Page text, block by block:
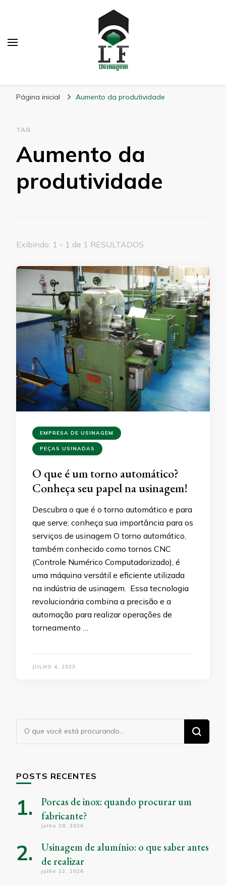
Página inicial Aumento da produtividade
TAG
Aumento da
produtividade
Exibindo: 1 - 1 de 1 RESULTADOS
EMPRESA DE USINAGEM
PEÇAS USINADAS
O que é um torno automático?
Conheça seu papel na usinagem!
Descubra o que é o torno automático e para
que serve; conheça sua importância para os
serviços de usinagem O torno automático,
também conhecido como tornos CNC
(Controle Numérico Computadorizado), é
uma máquina versátil e eficiente utilizada
na indústria de usinagem. Essa tecnologia
revolucionária combina a precisão e a
automação para realizar operações de
torneamento …
JULHO 4, 2023
Procurando
algo?
POSTS RECENTES
Porcas de inox: quando procurar um
fabricante?
julho 28, 2026
Usinagem de alumínio: o que saber antes
de realizar
julho 22, 2026